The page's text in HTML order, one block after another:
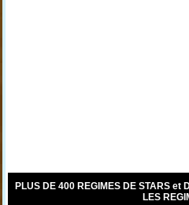
PLUS DE 400 REGIMES DE STARS et
LES